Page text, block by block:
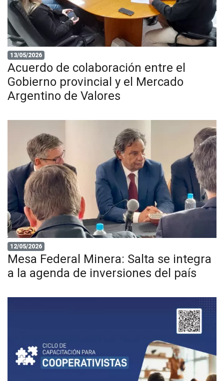
13/05/2026
Acuerdo de colaboración entre el
Gobierno provincial y el Mercado
Argentino de Valores
12/05/2026
Mesa Federal Minera: Salta se integra
a la agenda de inversiones del país